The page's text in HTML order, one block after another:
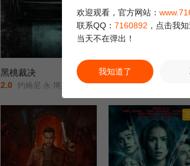
黑桃裁决
2.0 约翰尼·永·博斯/杰森·纳维/岛本信明/
大宝宝
7.0 夺命大宝/
欢迎观看，官方网站：
联系QQ： 7160892 ，点击我
当天不在弹出！
我知道了